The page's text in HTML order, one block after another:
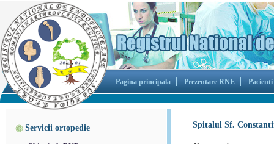
Pagina principala Prezentare RNE Pacienti
Servicii ortopedie Spitalul Sf.